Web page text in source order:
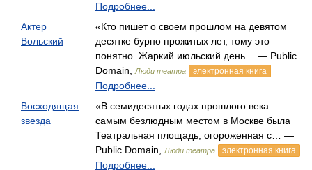
Подробнее...
Актер
Вольский
«Кто пишет о своем прошлом на девятом
десятке бурно прожитых лет, тому это
понятно. Жаркий июльский день… — Public
Domain,
Люди театра электронная книга
Подробнее...
Восходящая
звезда
«В семидесятых годах прошлого века
самым безлюдным местом в Москве была
Театральная площадь, огороженная с… —
Public Domain,
Люди театра электронная книга
Подробнее...